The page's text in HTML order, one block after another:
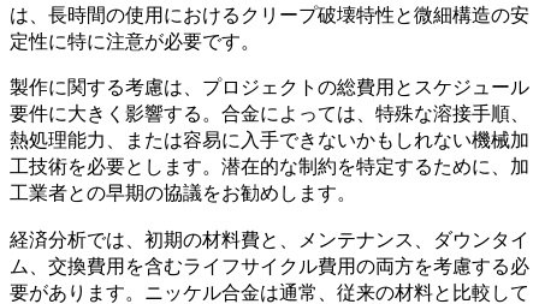
は、長時間の使用におけるクリープ破壊特性と微細構造の安
定性に特に注意が必要です。
製作に関する考慮は、プロジェクトの総費用とスケジュール
要件に大きく影響する。合金によっては、特殊な溶接手順、
熱処理能力、または容易に入手できないかもしれない機械加
工技術を必要とします。潜在的な制約を特定するために、加
工業者との早期の協議をお勧めします。
経済分析では、初期の材料費と、メンテナンス、ダウンタイ
ム、交換費用を含むライフサイクル費用の両方を考慮する必
要があります。ニッケル合金は通常、従来の材料と比較して